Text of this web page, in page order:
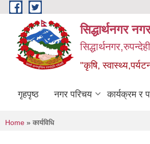
Skip to main content
सिद्धार्थनगर
"कृषि,
गृहपृष्ठ नगर परिचय कार्यक्रम र
You are here
Home » कार्यविधि